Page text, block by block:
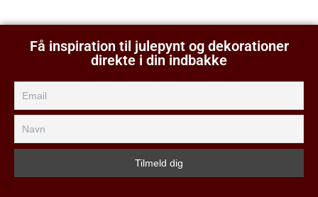
Få inspiration til julepynt og dekorationer
direkte i din indbakke